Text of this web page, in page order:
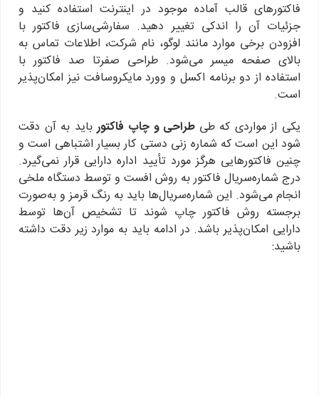
فاکتورهای قالب آماده موجود در اینترنت استفاده کنید و
جزئیات آن را اندکی تغییر دهید. سفارشی‌سازی فاکتور با
افزودن برخی موارد مانند لوگو، نام شرکت، اطلاعات تماس به
بالای صفحه میسر می‌شود. طراحی صفرتا صد فاکتور با
استفاده از دو برنامه اکسل و وورد مایکروسافت نیز امکان‌پذیر
است.
یکی از مواردی که طی طراحی و چاپ فاکتورباید به آن دقت
شود این است که شماره زنی دستی کار بسیار اشتباهی است و
چنین فاکتورهایی هرگز مورد تأیید اداره دارایی قرار نمی‌گیرد.
درج شماره‌سریال فاکتور به روش افست و توسط دستگاه ملخی
انجام می‌شود. این شماره‌سریال‌ها باید به رنگ قرمز و به‌صورت
برجسته روش فاکتور چاپ شوند تا تشخیص آن‌ها توسط
دارایی امکان‌پذیر باشد. در ادامه باید به موارد زیر دقت داشته
باشید: